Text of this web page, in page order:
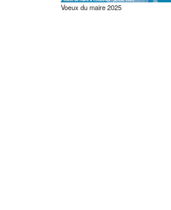
Voeux du maire 2025